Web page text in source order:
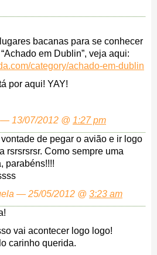
bacanas para se conhecer
em Dublin”, veja aqui:
category/achado-em-dublin
por aqui! YAY!
— 13/07/2012 @ 1:27 pm
de pegar o avião e ir logo
rsrsrsrsr. Como sempre uma
parabéns!!!!
— 25/05/2012 @ 3:23 am
vai acontecer logo logo!
carinho querida.